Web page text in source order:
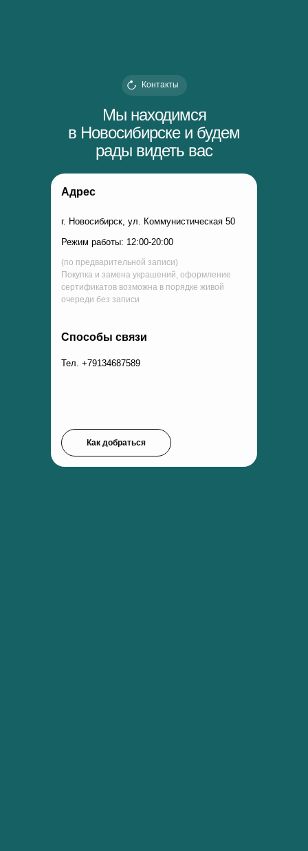
Мы находимся
в Новосибирске и будем
рады видеть вас
Контакты
Адрес
Способы связи
г. Новосибирск, ул. Коммунистическая 50
Тел. +79134687589
Режим работы: 12:00-20:00
(по предварительной записи)
Покупка и замена украшений, оформление
сертификатов возможна в порядке живой
очереди без записи
Как добраться